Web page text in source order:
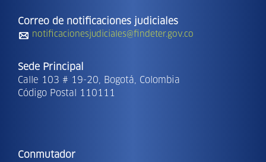
Correo de notificaciones judiciales
notificacionesjudiciales@findeter.gov.co
Sede Principal
Calle 103 # 19-20, Bogotá, Colombia
Código Postal 110111
Conmutador